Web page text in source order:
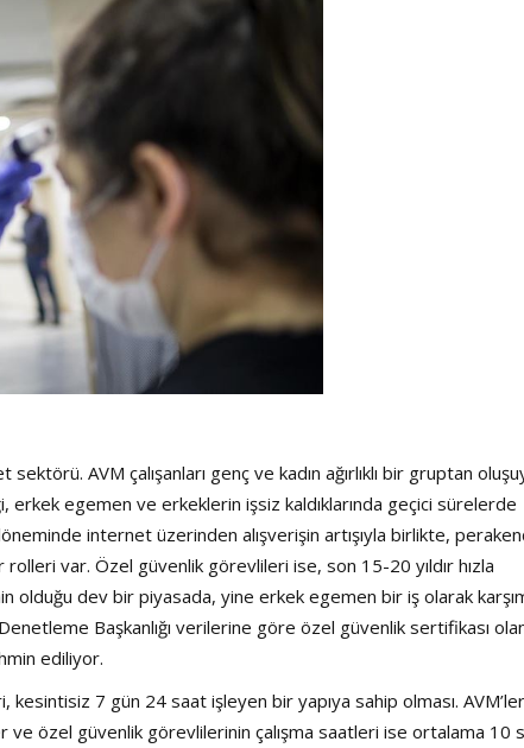
AVM çalışanları genç ve kadın ağırlıklı bir gruptan
erkek egemen ve erkeklerin işsiz kaldıklarında geçici sürelerde
internet üzerinden alışverişin artışıyla birlikte,
rolleri var. Özel güvenlik görevlileri ise, son 15-20 yıldır hızla
olduğu dev bir piyasada, yine erkek egemen bir iş olarak
Başkanlığı verilerine göre özel güvenlik sertifikası
ediliyor.
7 gün 24 saat işleyen bir yapıya sahip olması.
özel güvenlik görevlilerinin çalışma saatleri ise ortalama 10